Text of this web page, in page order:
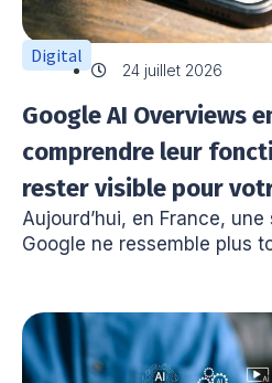
Digital
24 juillet 2026
Google AI Overviews
comprendre leur
rester visible pour
Aujourd’hui, en France,
Google ne ressemble plus